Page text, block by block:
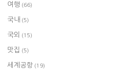
여행 (66)
국내 (5)
국외 (15)
맛집 (5)
세계공항 (19)